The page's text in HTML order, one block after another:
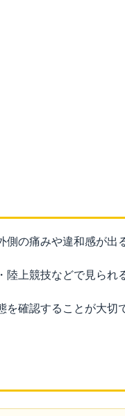
の痛みや違和感が出
上競技などで見られ
確認することが大切